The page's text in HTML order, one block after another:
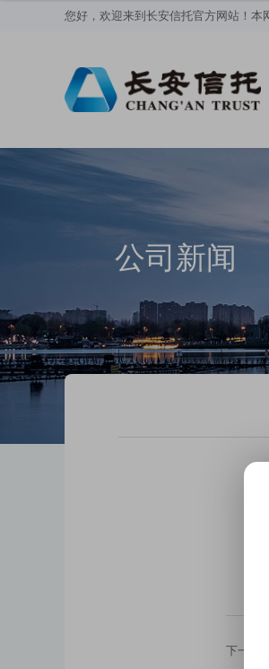
您好，欢迎来到长安信托官方网站！本
公司新闻
下一篇：